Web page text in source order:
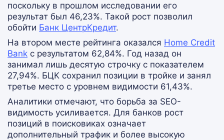
поскольку в прошлом исследовании его
результат был 46,23%. Такой рост позволил
обойти Банк ЦентрКредит.
На втором месте рейтинга оказался Home Credit
Bank с результатом 62,84%. Год назад он
занимал лишь десятую строчку с показателем
27,94%. БЦК сохранил позиции в тройке и занял
третье место с уровнем видимости 61,43%.
Аналитики отмечают, что борьба за SEO-
видимость усиливается. Для банков рост
позиций в поисковиках означает
дополнительный трафик и более высокую